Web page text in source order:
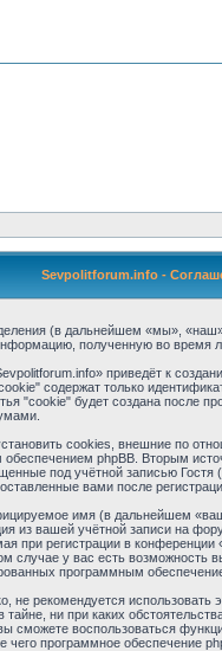
Sevpolitforum.info -
(в дальнейшем «мы»,
полученную во
приведёт к
содержат только
"cookie" будет создана после
cookies, внешние по
phpBB. Вторым
под учётной записью
вами после
имя (в дальнейшем
вашей учётной записи на
регистрации в
случае у вас есть
программным
рекомендуется использовать
ни при каких
сможете воспользоваться
программное обеспечение